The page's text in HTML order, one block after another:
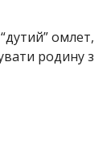
омлет,
родину з